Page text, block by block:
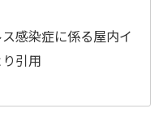
感染症に係る屋内イ
引用